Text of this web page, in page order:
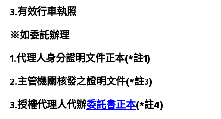
3.有效行車執照
※如委託辦理
1.代理人身分證明文件正本(*註1)
2.主管機關核發之證明文件(*註3)
3.授權代理人代辦委託書正本(*註4)